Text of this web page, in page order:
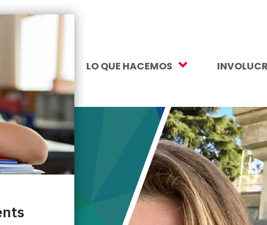
SOMOS
Valores
equidad e inclusión
LO QUE HACEMOS
Apoyo a la salud mental
Fondo de Oportunidades para
Preparación universitaria y
profesional
Educación de la primera infancia
Más
Como
Voluntario